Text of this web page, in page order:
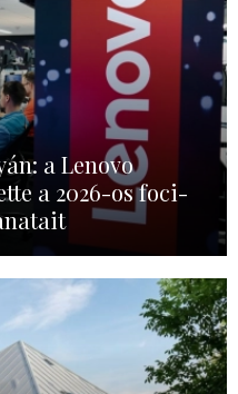
a Lenovo
a 2026-os foci-